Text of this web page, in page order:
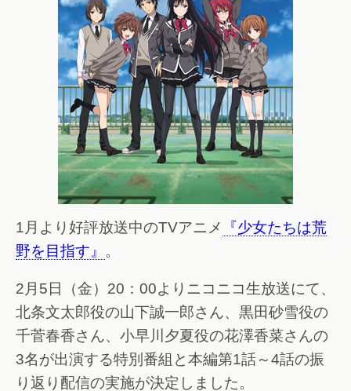
1月より好評放送中のTVアニメ
『少女たちは荒
野を目指す』 。
2月5日（金）20：00よりニコニコ生放送にて、
北条文太郎役の山下誠一郎さん、黒田砂雪役の
千菅春香さん、小早川夕夏役の花澤香菜さんの
3名が出演する特別番組と本編第1話～4話の振
り返り配信の実施が決定しました。